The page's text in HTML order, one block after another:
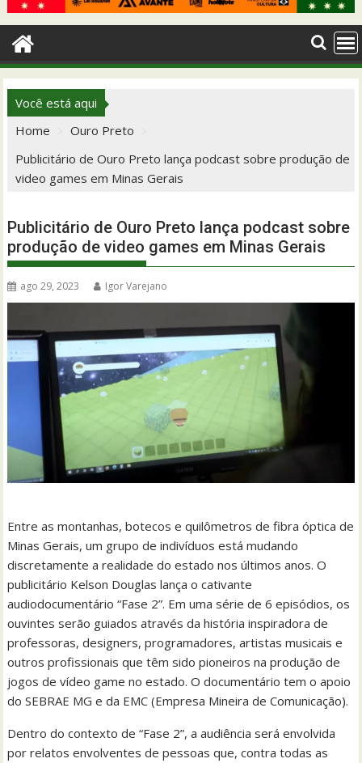
Você está aqui
Home
Ouro Preto
Publicitário de Ouro Preto lança podcast sobre produção de
video games em Minas Gerais
Publicitário de Ouro Preto lança podcast sobre
produção de video games em Minas Gerais
ago 29, 2023 Igor Varejano
Entre as montanhas, botecos e quilômetros de fibra óptica de
Minas Gerais, um grupo de indivíduos está mudando
discretamente a realidade do estado nos últimos anos. O
publicitário Kelson Douglas lança o cativante
audiodocumentário “Fase 2”. Em uma série de 6 episódios, os
ouvintes serão guiados através da história inspiradora de
professoras, designers, programadores, artistas musicais e
outros profissionais que têm sido pioneiros na produção de
jogos de vídeo game no estado. O documentário tem o apoio
do SEBRAE MG e da EMC (Empresa Mineira de Comunicação).
Dentro do contexto de “Fase 2”, a audiência será envolvida
por relatos envolventes de pessoas que, contra todas as